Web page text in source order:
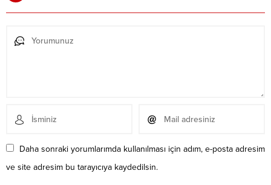
Daha sonraki yorumlarımda kullanılması için adım, e-posta adresim
ve site adresim bu tarayıcıya kaydedilsin.